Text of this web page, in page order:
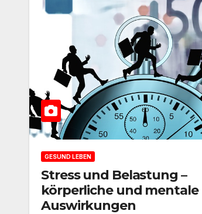
GESUND LEBEN
Stress und Belastung –
körperliche und mentale
Auswirkungen